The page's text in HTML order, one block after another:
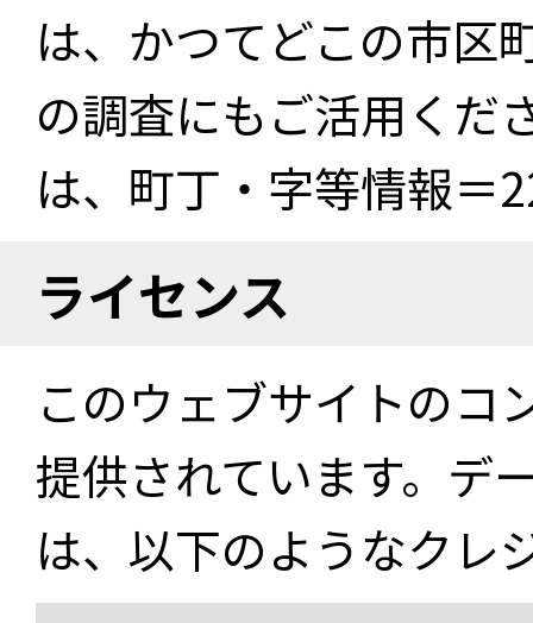
は、かつてどこの市区
の調査にもご活用くだ
は、町丁・字等情報＝
ライセンス
このウェブサイトのコ
提供されています。デ
は、以下のようなクレ